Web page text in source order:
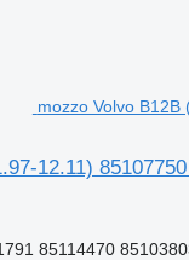
mozzo Volvo
12.11)
85114470